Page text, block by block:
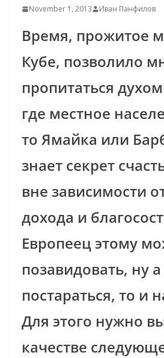
November 1, 2013 Иван Панфилов
Время, прожитое
Кубе, позволило
пропитаться
где местное
то Ямайка или
знает секрет
вне зависимости
дохода и
Европеец этому
позавидовать, ну
постараться, то и
Для этого нужно
качестве